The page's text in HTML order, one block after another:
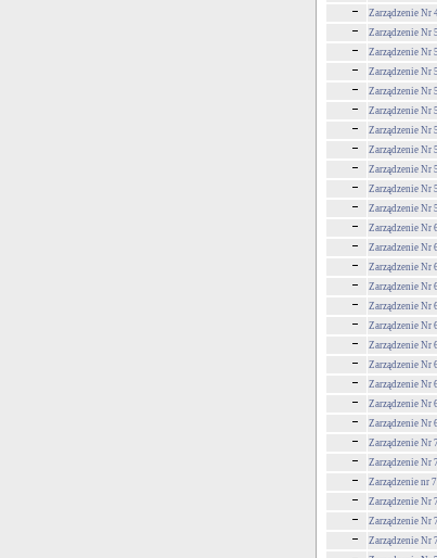
Zarządzenie Nr
Zarządzenie Nr
Zarządzenie Nr
Zarządzenie Nr
Zarządzenie Nr
Zarządzenie Nr
Zarządzenie Nr
Zarządzenie Nr
Zarządzenie Nr
Zarządzenie Nr
Zarządzenie Nr
Zarządzenie Nr
Zarzadzenie Nr
Zarządzenie Nr
Zarządzenie Nr
Zarządzenie Nr
Zarządzenie Nr
Zarządzenie Nr
Zarządzenie Nr
Zarządzenie Nr
Zarządzenie Nr
Zarządzenie Nr
Zarządzenie Nr
Zarządzenie Nr
Zarządzenie nr
Zarządzenie Nr
Zarządzenie Nr
Zarządzenie Nr